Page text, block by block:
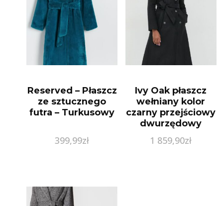
Reserved – Płaszcz
ze sztucznego
futra – Turkusowy
399,99zł
Ivy Oak płaszcz
wełniany kolor
czarny przejściowy
dwurzędowy
1 859,90zł